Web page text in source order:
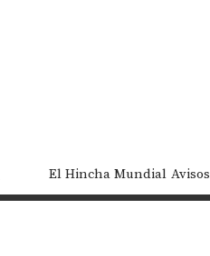
El Hincha Mundial Avisos